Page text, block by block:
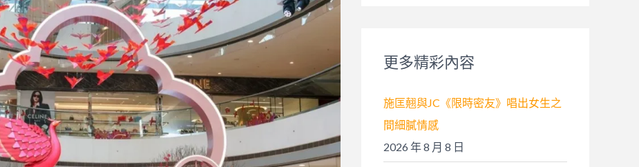
:更多精彩內容
施匡翹與JC《限時密友》唱出女生之
間細膩情感
2026 年 8 月 8 日